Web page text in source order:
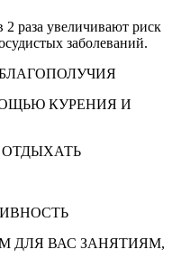
2 раза увеличивают риск
заболеваний.
КУРЕНИЯ И
ДЛЯ ВАС ЗАНЯТИЯМ,